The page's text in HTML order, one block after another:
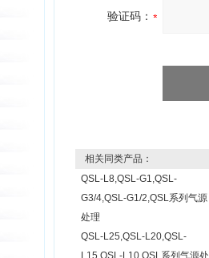
验证码：
相关同类产品：
QSL-L8,QSL-G1,QSL-
G3/4,QSL-G1/2,QSL系列气源
处理
QSL-L25,QSL-L20,QSL-
L15,QSL-L10,QSL系列气源处